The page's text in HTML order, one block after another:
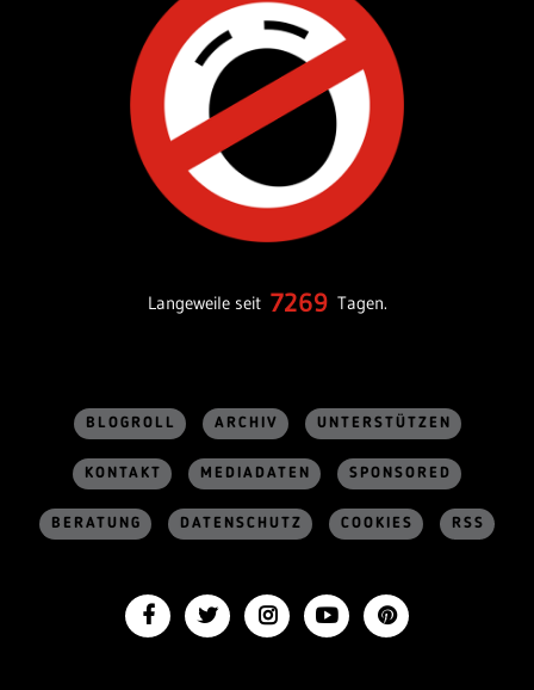
Langeweile seit 7269 Tagen.
BLOGROLL ARCHIV UNTERSTÜTZEN
KONTAKT MEDIADATEN SPONSORED
BERATUNG DATENSCHUTZ COOKIES RSS